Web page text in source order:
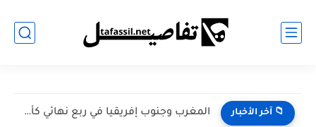
📁 آخر الأخبار المغرب وجنوب إفريقيا في ربع نهائي كأس أمم إفريقيا للسيدات...